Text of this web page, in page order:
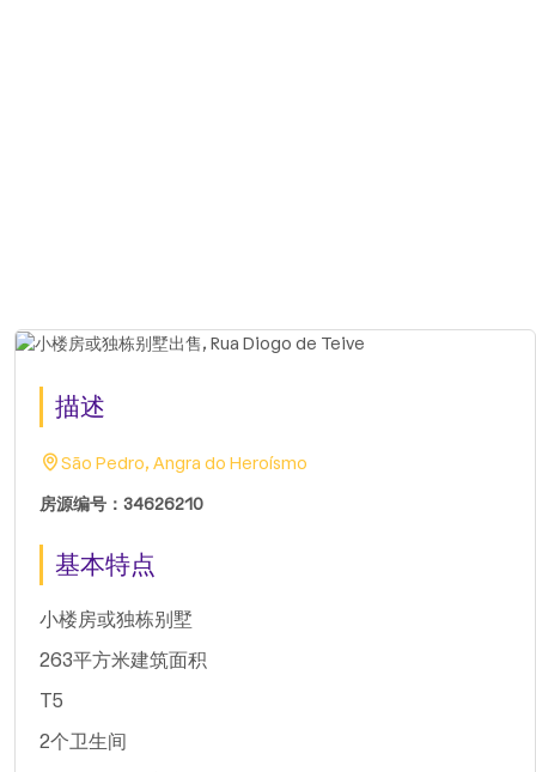
描述
São Pedro, Angra do Heroísmo
房源编号：34626210
基本特点
小楼房或独栋别墅
263平方米建筑面积
T5
2个卫生间